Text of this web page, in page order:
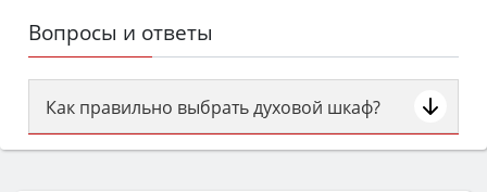
Вопросы и ответы
Как правильно выбрать духовой шкаф?
Сначала определитесь с типом (газовый или